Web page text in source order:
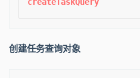
创建任务查询对象